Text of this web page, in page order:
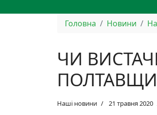
Головна Новини
ЧИ
Наші новини 21 травня 2020